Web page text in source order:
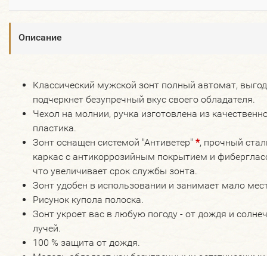
Описание
Классический мужской зонт полный автомат,
подчеркнет безупречный вкус своего обладателя.
Чехол на молнии, ручка изготовлена из
пластика.
Зонт оснащен системой "Антиветер" *, прочный
каркас с антикоррозийным покрытием и
что увеличивает срок службы зонта.
Зонт удобен в использовании и занимает мало
Рисунок купола полоска.
Зонт укроет вас в любую погоду - от дождя и
лучей.
100 % защита от дождя.